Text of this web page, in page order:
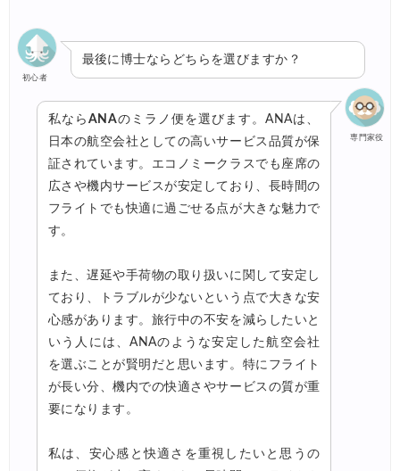
初心者
最後に博士ならどちらを選びますか？
専門家役
私ならANAのミラノ便を選びます。ANAは、
日本の航空会社としての高いサービス品質が保
証されています。エコノミークラスでも座席の
広さや機内サービスが安定しており、長時間の
フライトでも快適に過ごせる点が大きな魅力で
す。
また、遅延や手荷物の取り扱いに関して安定し
ており、トラブルが少ないという点で大きな安
心感があります。旅行中の不安を減らしたいと
いう人には、ANAのような安定した航空会社
を選ぶことが賢明だと思います。特にフライト
が長い分、機内での快適さやサービスの質が重
要になります。
私は、安心感と快適さを重視したいと思うの